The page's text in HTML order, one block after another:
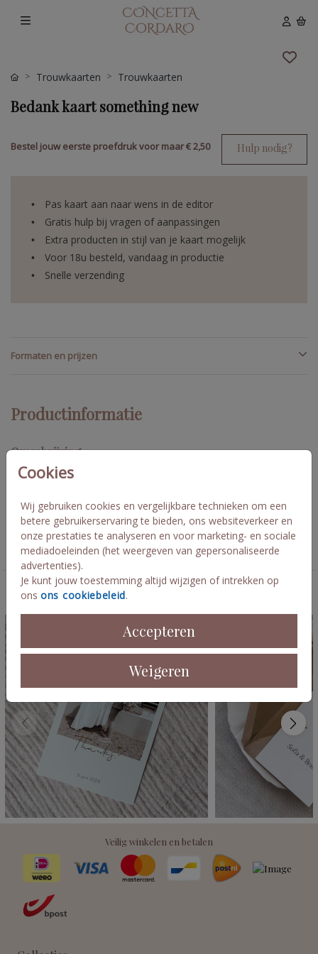
Cookies
Wij gebruiken cookies en vergelijkbare technieken om een
betere gebruikerservaring te bieden, ons websiteverkeer en
onze prestaties te analyseren en voor marketing- en sociale
mediadoeleinden (het weergeven van gepersonaliseerde
advertenties).
Je kunt jouw toestemming altijd wijzigen of intrekken op
ons ons cookiebeleid.
Accepteren
Weigeren
Trouwkaarten Trouwkaarten
Bedank kaart something new
Bestel jouw eerste proefdruk voor maar€ 2,50 Hulp nodig?
Pas kaart aan naar wens in de editor
Gratis hulp bij vragen of aanpassingen
Extra producten in stijl van je kaart mogelijk
Voor 18u besteld, vandaag in productie
Snelle verzending
Formaten en prijzen
Productinformatie
Omschrijving
Stuur je gasten na jullie huwelijk een mooie foto om ze te
Collectie
Trouwkaarten
Deze kaarten vind je misschien ook leuk
Veilig winkelen en betalen